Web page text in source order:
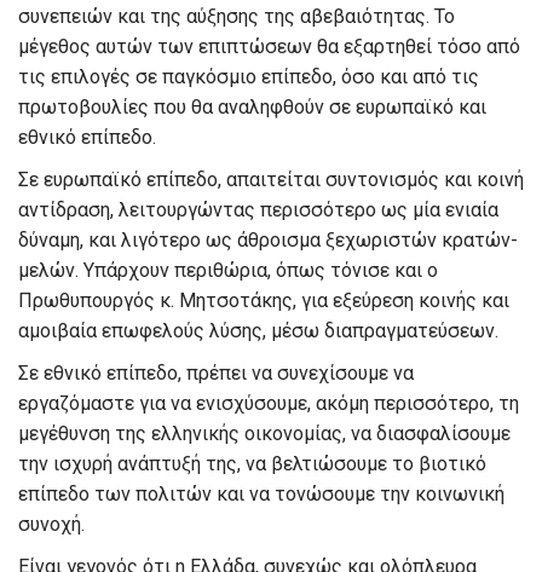
συνεπειών και της αύξησης της αβεβαιότητας. Το
μέγεθος αυτών των επιπτώσεων θα εξαρτηθεί τόσο από
τις επιλογές σε παγκόσμιο επίπεδο, όσο και από τις
πρωτοβουλίες που θα αναληφθούν σε ευρωπαϊκό και
εθνικό επίπεδο.
Σε ευρωπαϊκό επίπεδο, απαιτείται συντονισμός και κοινή
αντίδραση, λειτουργώντας περισσότερο ως μία ενιαία
δύναμη, και λιγότερο ως άθροισμα ξεχωριστών κρατών-
μελών. Υπάρχουν περιθώρια, όπως τόνισε και ο
Πρωθυπουργός κ. Μητσοτάκης, για εξεύρεση κοινής και
αμοιβαία επωφελούς λύσης, μέσω διαπραγματεύσεων.
Σε εθνικό επίπεδο, πρέπει να συνεχίσουμε να
εργαζόμαστε για να ενισχύσουμε, ακόμη περισσότερο, τη
μεγέθυνση της ελληνικής οικονομίας, να διασφαλίσουμε
την ισχυρή ανάπτυξή της, να βελτιώσουμε το βιοτικό
επίπεδο των πολιτών και να τονώσουμε την κοινωνική
συνοχή.
Είναι γεγονός ότι η Ελλάδα, συνεχώς και ολόπλευρα